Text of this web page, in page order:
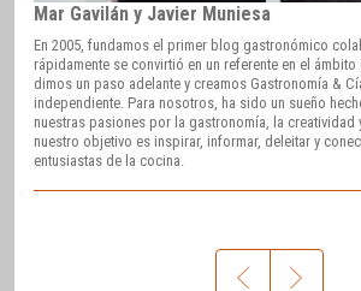
Mar Gavilán y Javier Muniesa
En 2005, fundamos el primer blog gastronómico
rápidamente se convirtió en un referente en el ámbito
dimos un paso adelante y creamos Gastronomía &
independiente. Para nosotros, ha sido un sueño
nuestras pasiones por la gastronomía, la creatividad
nuestro objetivo es inspirar, informar, deleitar y
entusiastas de la cocina.